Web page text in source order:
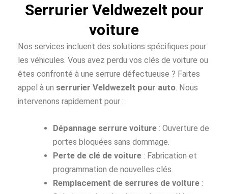
Serrurier Veldwezelt pour
voiture
Nos services incluent des solutions spécifiques pour
les véhicules. Vous avez perdu vos clés de voiture ou
êtes confronté à une serrure défectueuse ? Faites
appel à un serrurier Veldwezelt pour auto . Nous
intervenons rapidement pour :
Dépannage serrure voiture : Ouverture de
portes bloquées sans dommage.
Perte de clé de voiture : Fabrication et
programmation de nouvelles clés.
Remplacement de serrures de voiture :